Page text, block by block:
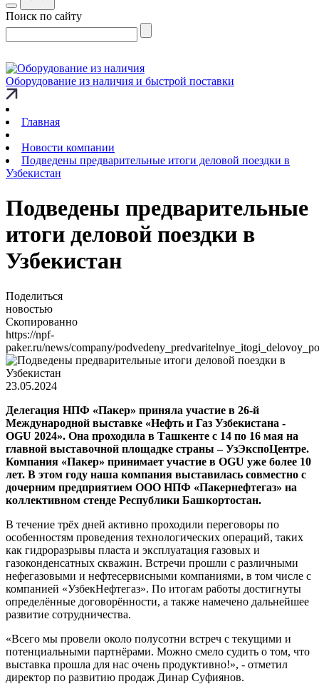
Поиск по сайту
Оборудование из наличия и быстрой поставки
Главная
Новости компании
Подведены предварительные итоги деловой поездки в
Узбекистан
Подведены предварительные
итоги деловой поездки в
Узбекистан
Поделиться
новостью
Скопированно
https://npf-
paker.ru/news/company/
23.05.2024
Делегация НПФ «Пакер» приняла участие в 26-й
Международной выставке «Нефть и Газ Узбекистана -
OGU 2024». Она проходила в Ташкенте с 14 по 16 мая на
главной выставочной площадке страны – УзЭкспоЦентре.
Компания «Пакер» принимает участие в OGU уже более 10
лет. В этом году наша компания выставилась совместно с
дочерним предприятием ООО НПФ «Пакернефтегаз» на
коллективном стенде Республики Башкортостан.
В течение трёх дней активно проходили переговоры по
особенностям проведения технологических операций, таких
как гидроразрывы пласта и эксплуатация газовых и
газоконденсатных скважин. Встречи прошли с различными
нефегазовыми и нефтесервисными компаниями, в том числе с
компанией «УзбекНефтегаз». По итогам работы достигнуты
определённые договорённости, а также намечено дальнейшее
развитие сотрудничества.
«Всего мы провели около полусотни встреч с текущими и
потенциальными партнёрами. Можно смело судить о том, что
выставка прошла для нас очень продуктивно!», - отметил
директор по развитию продаж Динар Суфиянов.